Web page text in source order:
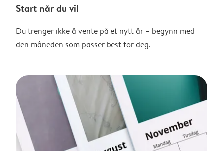
Start når du vil
Du trenger ikke å vente på et nytt år – begynn med
den måneden som passer best for deg.